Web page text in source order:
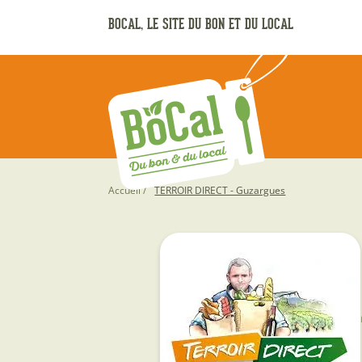
BOCAL, LE SITE DU BON ET DU LOCAL
Fil
d'Ariane
Accueil TERROIR DIRECT - Guzargues